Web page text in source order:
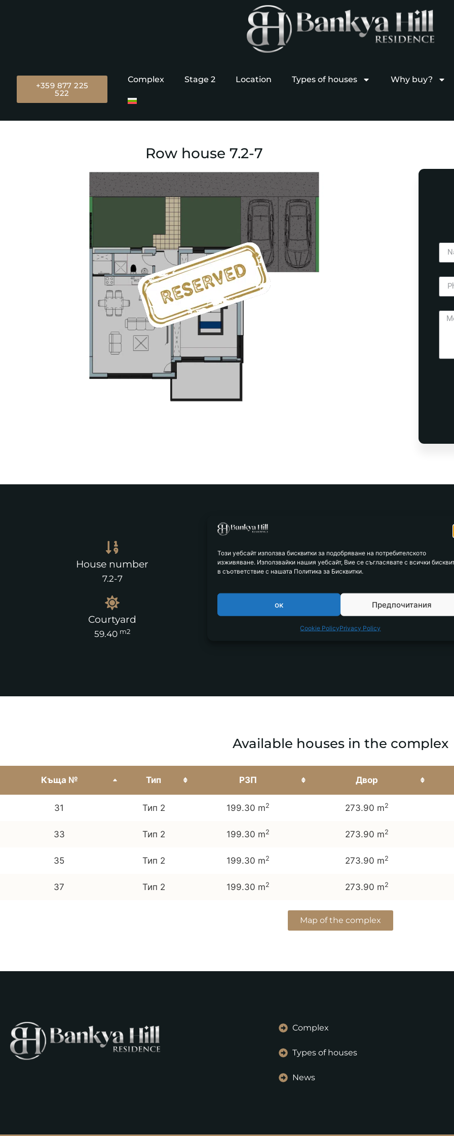
Този уебсайт използва бисквитки за подобряване на потребителското
изживяване. Използвайки нашия уебсайт, Вие се съгласявате с всички
в съответствие с нашата Политика за Бисквитки.
ок Предпочитания
Cookie PolicyPrivacy Policy
+359 877 225
522
Complex Stage 2 Location Types of houses Why buy?
Row house 7.2-7
House number
7.2-7
Courtyard
59.40 m2
Type
Parking spaces
2
Available houses in the complex
Къща № Тип РЗП Двор
31 Тип 2 199.30 m2 273.90 m2
33 Тип 2 199.30 m2 273.90 m2
35 Тип 2 199.30 m2 273.90 m2
37 Тип 2 199.30 m2 273.90 m2
Map of the complex
Complex
Types of houses
News